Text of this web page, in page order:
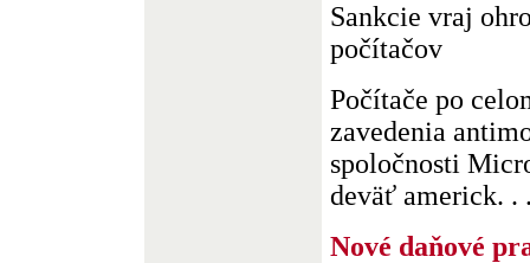
Sankcie vraj
počítačov
Počítače po
zavedenia
spoločnosti
deväť americk. .
Nové daňové